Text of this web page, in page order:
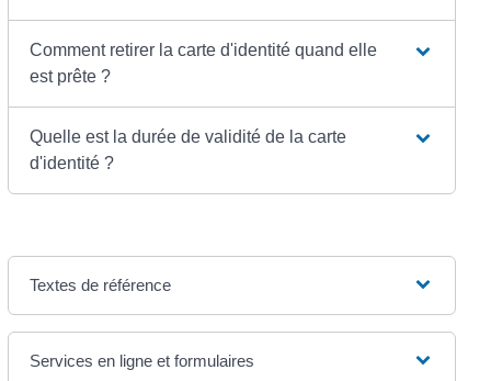
Comment retirer la carte d'identité quand elle
est prête ?
Quelle est la durée de validité de la carte
d'identité ?
Textes de référence
Services en ligne et formulaires